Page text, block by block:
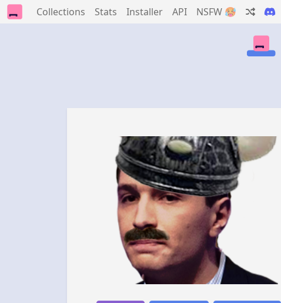
Collections Stats Installer API NSFW 🥵